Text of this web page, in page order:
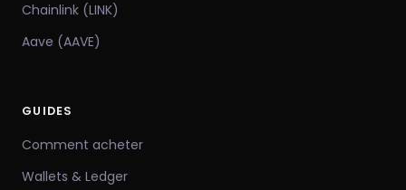
Chainlink (LINK)
Aave (AAVE)
GUIDES
Comment acheter
Wallets & Ledger